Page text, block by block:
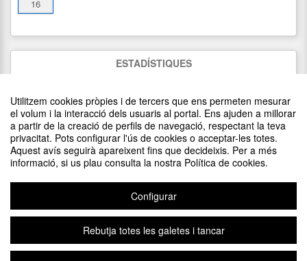
Utilitzem cookies pròpies i de tercers que ens permeten mesurar
el volum i la interacció dels usuaris al portal. Ens ajuden a millorar
a partir de la creació de perfils de navegació, respectant la teva
privacitat. Pots configurar l'ús de cookies o acceptar-les totes.
Aquest avís seguirà apareixent fins que decideixis. Per a més
informació, si us plau consulta la nostra Política de cookies.
Configurar
Rebutja totes les galetes i tancar
16
ESTADÍSTIQUES
20assistents(20confirmats)
DIFON EL TEU ESDEVENIMENT POSANT EL CODI
SEGÜENT EN EL TEU LLOC